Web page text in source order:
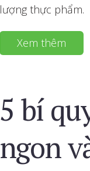
lượng thực phẩm.
Xem thêm
5 bí
ngon